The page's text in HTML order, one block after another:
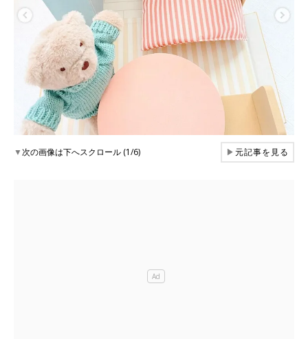
▼次の画像は下へスクロール (1/6) ▶元記事を見る